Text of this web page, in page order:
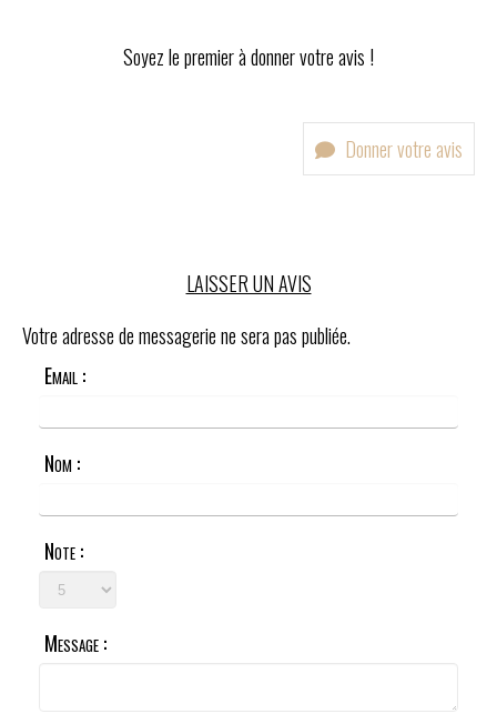
Soyez le premier à donner votre avis !
Donner votre avis
LAISSER UN AVIS
Votre adresse de messagerie ne sera pas publiée.
Email :
Nom :
Note :
Message :